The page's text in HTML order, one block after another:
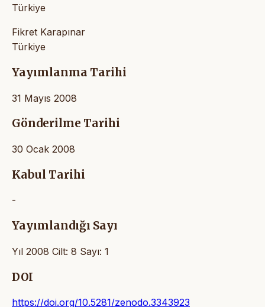
Türkiye
Fikret Karapınar
Türkiye
Yayımlanma Tarihi
31 Mayıs 2008
Gönderilme Tarihi
30 Ocak 2008
Kabul Tarihi
-
Yayımlandığı Sayı
Yıl 2008 Cilt: 8 Sayı: 1
DOI
https://doi.org/10.5281/zenodo.3343923